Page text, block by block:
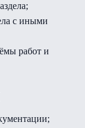
с иными
работ и